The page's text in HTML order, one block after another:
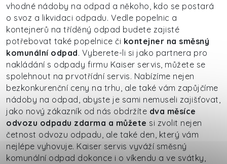
vhodné nádoby na odpad a někoho, kdo se postará
o svoz a likvidaci odpadu. Vedle popelnic a
kontejnerů na tříděný odpad budete zajisté
potřebovat také popelnice či kontejner na směsný
komunální odpad. Vyberete-li si jako partnera pro
nakládání s odpady firmu Kaiser servis, můžete se
spolehnout na prvotřídní servis. Nabízíme nejen
bezkonkurenční ceny na trhu, ale také vám zapůjčíme
nádoby na odpad, abyste je sami nemuseli zajišťovat,
jako nový zákazník od nás obdržíte dva měsíce
odvozu odpadu zdarma a můžete si zvolit nejen
četnost odvozu odpadu, ale také den, který vám
nejlépe vyhovuje. Kaiser servis vyváží směsný
komunální odpad dokonce i o víkendu a ve svátky,